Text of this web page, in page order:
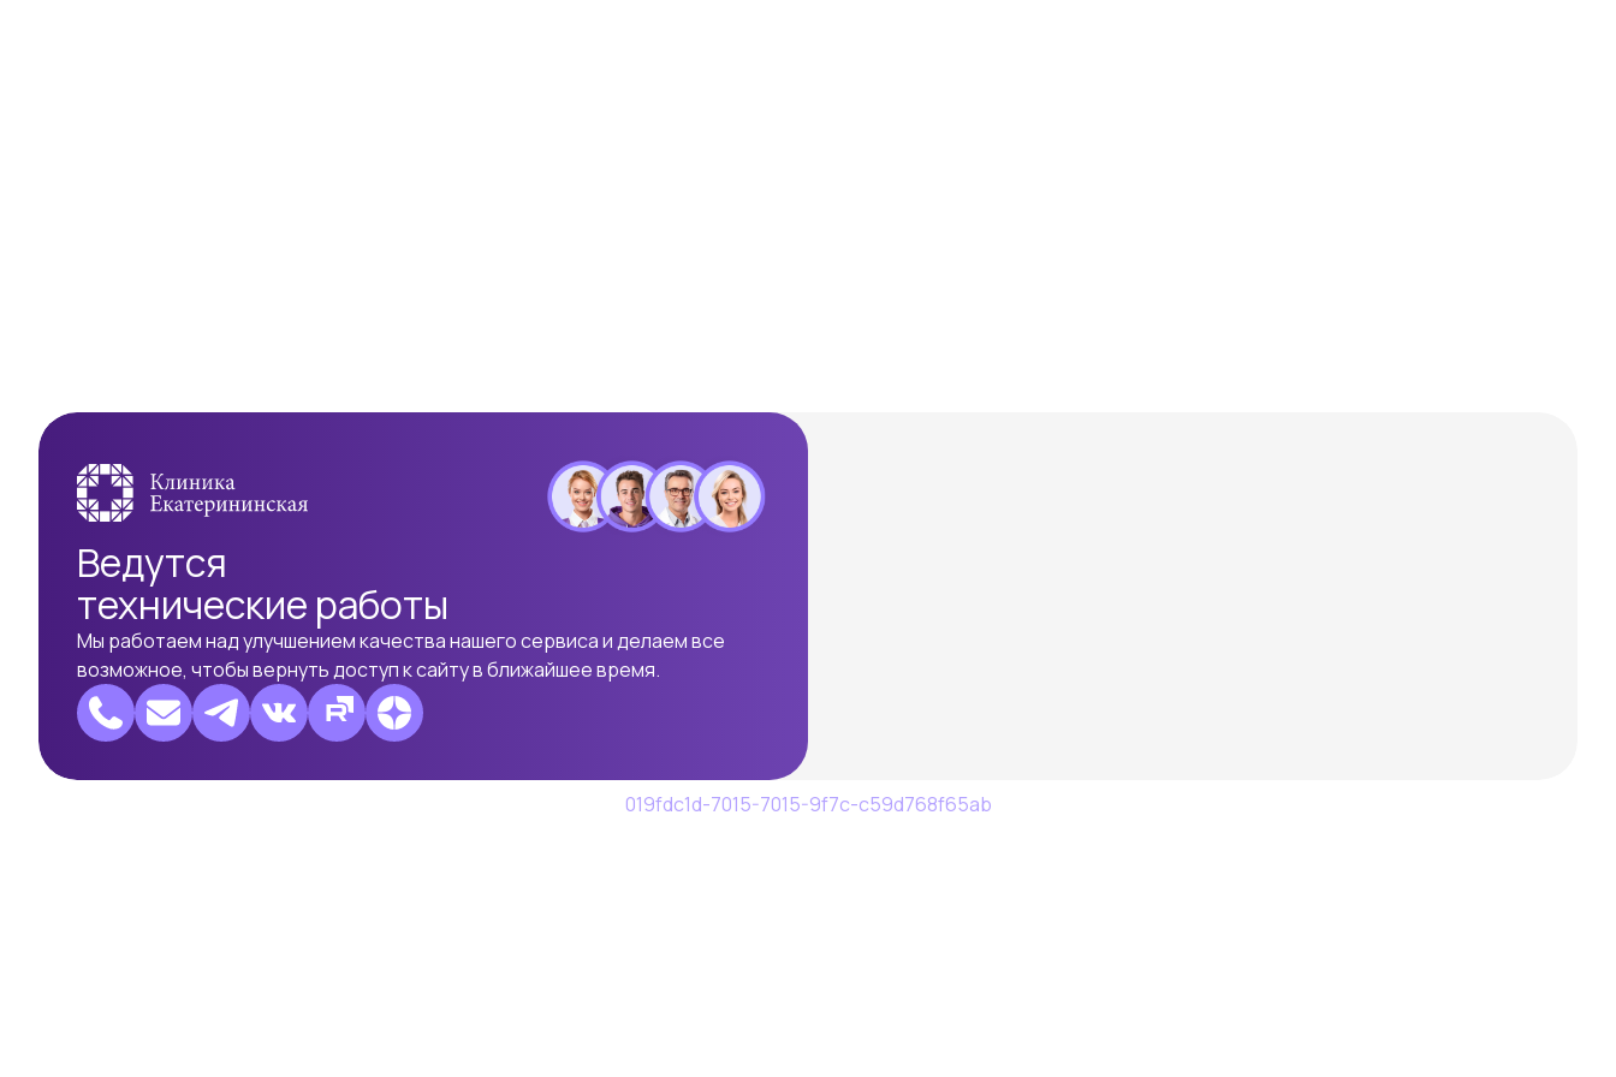
Ведутся
технические работы
Мы работаем над улучшением качества нашего сервиса и делаем все
возможное, чтобы вернуть доступ к сайту в ближайшее время.
019fdc1d-7015-7015-9f7c-c59d768f65ab